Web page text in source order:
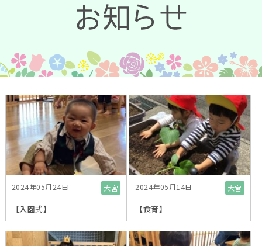
大宮
2024年05月24日
【入園式】
大宮
2024年05月14日
【食育】